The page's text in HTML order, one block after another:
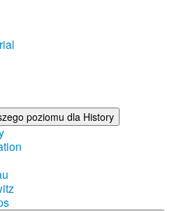
poziomu dla History